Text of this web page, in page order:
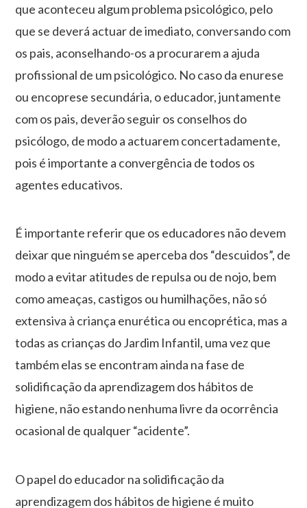
que aconteceu algum problema psicológico, pelo
que se deverá actuar de imediato, conversando com
os pais, aconselhando-os a procurarem a ajuda
profissional de um psicológico. No caso da enurese
ou encoprese secundária, o educador, juntamente
com os pais, deverão seguir os conselhos do
psicólogo, de modo a actuarem concertadamente,
pois é importante a convergência de todos os
agentes educativos.
É importante referir que os educadores não devem
deixar que ninguém se aperceba dos “descuidos”, de
modo a evitar atitudes de repulsa ou de nojo, bem
como ameaças, castigos ou humilhações, não só
extensiva à criança enurética ou encoprética, mas a
todas as crianças do Jardim Infantil, uma vez que
também elas se encontram ainda na fase de
solidificação da aprendizagem dos hábitos de
higiene, não estando nenhuma livre da ocorrência
ocasional de qualquer “acidente”.
O papel do educador na solidificação da
aprendizagem dos hábitos de higiene é muito